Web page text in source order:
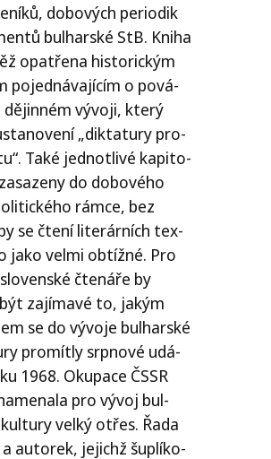
dobo­vých peri­o­dik
bul­har­ské StB. Kniha
opat­ře­na his­to­ric­kým
pojed­ná­va­jí­cím o pová­
dějin­ném vývo­ji, kte­rý
„dik­ta­tu­ry pro­
Také jed­not­li­vé kapi­to­
do dobo­vé­ho
rám­ce, bez
se čte­ní lite­rár­ních tex­
jako vel­mi obtíž­né. Pro
čte­ná­ře by
zají­ma­vé to, jakým
se do vývo­je bul­har­ské
pro­mít­ly srp­no­vé udá­
1968. Okupace ČSSR
pro vývoj bul­
vel­ký otřes. Řada
auto­rek, jejichž šuplí­ko­